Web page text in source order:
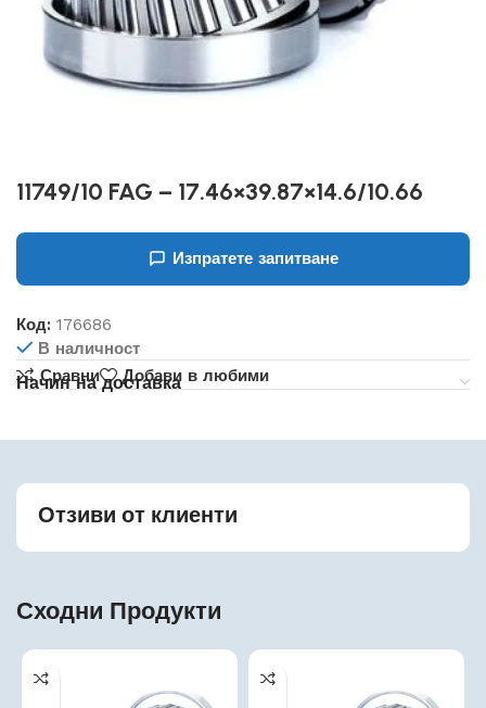
11749/10 FAG – 17.46×39.87×14.6/10.66
Изпратете запитване
Код:176686
В наличност
Сравни
Добави в любими
Начин на доставка
Отзиви от клиенти
Сходни Продукти